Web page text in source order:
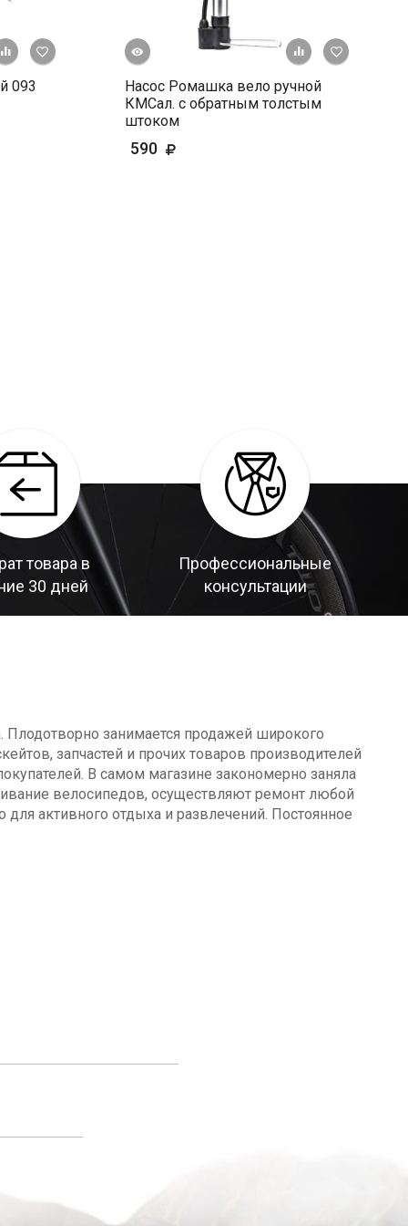
+ К сравнению
В избранное
093
+ К
просмотр
Насос Ромашка вело ручной
КМСал. с обратным толстым
штоком
590
товара в
30 дней
Профессиональные
консультации
Плодотворно занимается продажей широкого
запчастей и прочих товаров производителей
В самом магазине закономерно заняла
велосипедов, осуществляют ремонт любой
для активного отдыха и развлечений. Постоянное